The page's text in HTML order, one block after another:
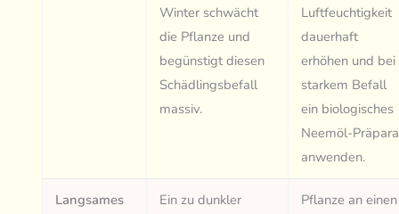
Winter schwächt
die Pflanze und
begünstigt diesen
Schädlingsbefall
massiv.
Luftfeuchtigkeit
dauerhaft
erhöhen und bei
starkem Befall
ein biologisches
Neemöl-
anwenden.
Langsames
Ein zu dunkler
Pflanze an einen